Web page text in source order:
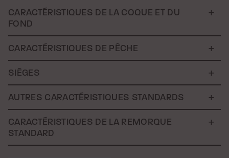
CARACTÉRISTIQUES DE LA COQUE ET DU
FOND
CARACTÉRISTIQUES DE PÊCHE
SIÈGES
AUTRES CARACTÉRISTIQUES STANDARDS
CARACTÉRISTIQUES DE LA REMORQUE
STANDARD